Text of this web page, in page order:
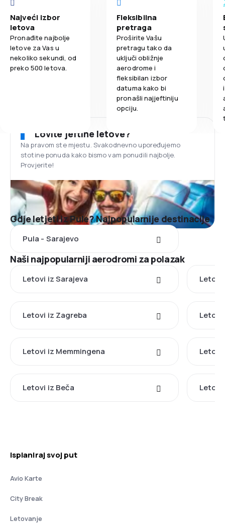
Najveći izbor
letova
Pronađite najbolje
letove za Vas u
nekoliko sekundi, od
preko 500 letova.
Fleksibilna
pretraga
Proširite Vašu
pretragu tako da
uključi obližnje
aerodrome i
fleksibilan izbor
datuma kako bi
pronašli najjeftiniju
opciju.
Lovite jeftine letove?
Na pravom ste mjestu. Svakodnevno upoređujemo
stotine ponuda kako bismo vam ponudili najbolje.
Provjerite!
Gdje letjeti iz Pule? Najpopularnije destinacije
Pula - Sarajevo
Naši najpopularniji aerodromi za polazak
Letovi iz Sarajeva Letovi
Letovi iz Zagreba Letovi
Letovi iz Memmingena Letovi
Letovi iz Beča Letovi
Isplaniraj svoj put
Avio Karte
City Break
Letovanje